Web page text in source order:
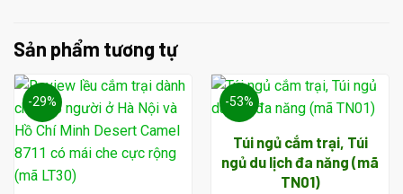
Sản phẩm tương tự
-29% -53%
Túi ngủ cắm trại, Túi
ngủ du lịch đa năng (mã
TN01)